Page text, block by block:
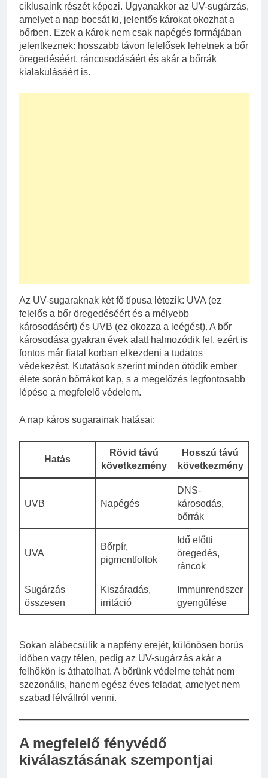
ciklusaink részét képezi. Ugyanakkor az UV-sugárzás,
amelyet a nap bocsát ki, jelentős károkat okozhat a
bőrben. Ezek a károk nem csak napégés formájában
jelentkeznek: hosszabb távon felelősek lehetnek a bőr
öregedéséért, ráncosodásáért és akár a bőrrák
kialakulásáért is.
Az UV-sugaraknak két fő típusa létezik: UVA (ez
felelős a bőr öregedéséért és a mélyebb
károsodásért) és UVB (ez okozza a leégést). A bőr
károsodása gyakran évek alatt halmozódik fel, ezért is
fontos már fiatal korban elkezdeni a tudatos
védekezést. Kutatások szerint minden ötödik ember
élete során bőrrákot kap, s a megelőzés legfontosabb
lépése a megfelelő védelem.
A nap káros sugarainak hatásai:
Hatás
Rövid távú
következmény
Hosszú távú
következmény
UVB Napégés
DNS-
károsodás,
bőrrák
UVA
Bőrpír,
pigmentfoltok
Idő előtti
öregedés,
ráncok
Sugárzás
összesen
Kiszáradás,
irritáció
Immunrendszer
gyengülése
Sokan alábecsülik a napfény erejét, különösen borús
időben vagy télen, pedig az UV-sugárzás akár a
felhőkön is áthatolhat. A bőrünk védelme tehát nem
szezonális, hanem egész éves feladat, amelyet nem
szabad félvállról venni.
A megfelelő fényvédő
kiválasztásának szempontjai